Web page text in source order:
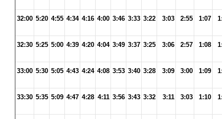
32:00 5:20 4:55 4:34 4:16 4:00 3:46 3:33 3:22 3:03 2:55 1:07
32:30 5:25 5:00 4:39 4:20 4:04 3:49 3:37 3:25 3:06 2:57 1:08
33:00 5:30 5:05 4:43 4:24 4:08 3:53 3:40 3:28 3:09 3:00 1:09
33:30 5:35 5:09 4:47 4:28 4:11 3:56 3:43 3:32 3:11 3:03 1:10